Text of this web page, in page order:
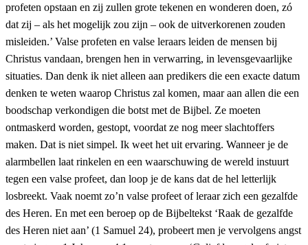
profeten opstaan en zij zullen grote tekenen en wonderen doen, zó
dat zij – als het mogelijk zou zijn – ook de uitverkorenen zouden
misleiden.’ Valse profeten en valse leraars leiden de mensen bij
Christus vandaan, brengen hen in verwarring, in levensgevaarlijke
situaties. Dan denk ik niet alleen aan predikers die een exacte datum
denken te weten waarop Christus zal komen, maar aan allen die een
boodschap verkondigen die botst met de Bijbel. Ze moeten
ontmaskerd worden, gestopt, voordat ze nog meer slachtoffers
maken. Dat is niet simpel. Ik weet het uit ervaring. Wanneer je de
alarmbellen laat rinkelen en een waarschuwing de wereld instuurt
tegen een valse profeet, dan loop je de kans dat de hel letterlijk
losbreekt. Vaak noemt zo’n valse profeet of leraar zich een gezalfde
des Heren. En met een beroep op de Bijbeltekst ‘Raak de gezalfde
des Heren niet aan’ (1 Samuel 24), probeert men je vervolgens angst